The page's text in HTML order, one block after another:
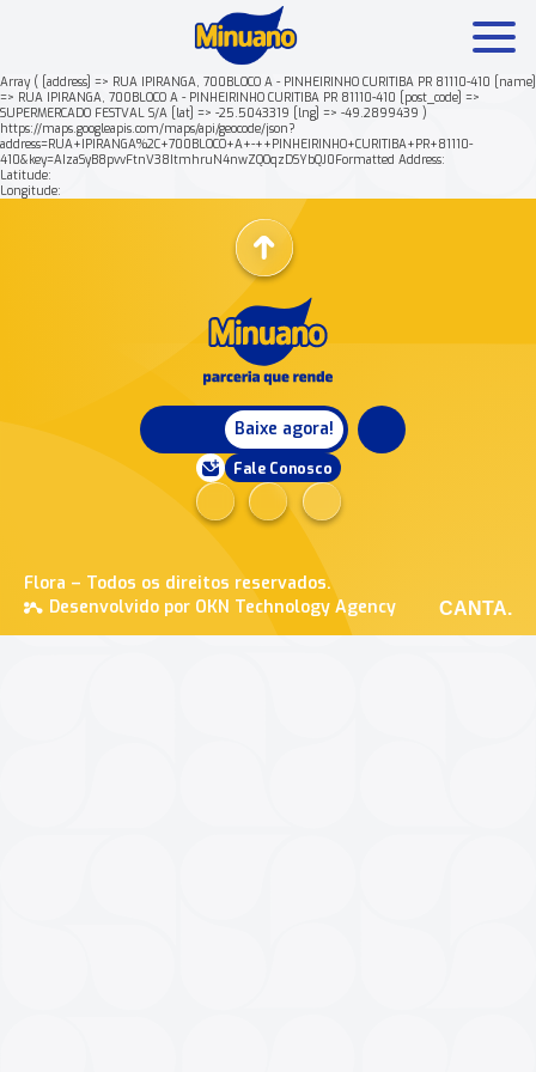
Array ( [address] => RUA IPIRANGA, 700BLOCO A - PINHEIRINHO CURITIBA PR 81110-410 [name]
=> RUA IPIRANGA, 700BLOCO A - PINHEIRINHO CURITIBA PR 81110-410 [post_code] =>
SUPERMERCADO FESTVAL S/A [lat] => -25.5043319 [lng] => -49.2899439 )
https://maps.googleapis.com/maps/api/geocode/json?
address=RUA+IPIRANGA%2C+700BLOCO+A+-++PINHEIRINHO+CURITIBA+PR+81110-
410&key=AIzaSyB8pvvFtnV38ItmhruN4nwZQOqzDSYbQJ0Formatted Address:
Latitude:
Longitude:
Baixe agora!
Fale Conosco
Flora – Todos os direitos reservados.
Desenvolvido por OKN Technology Agency
CANTA.
Mais buscados: Produtos Minuano Rende +
Nossa história